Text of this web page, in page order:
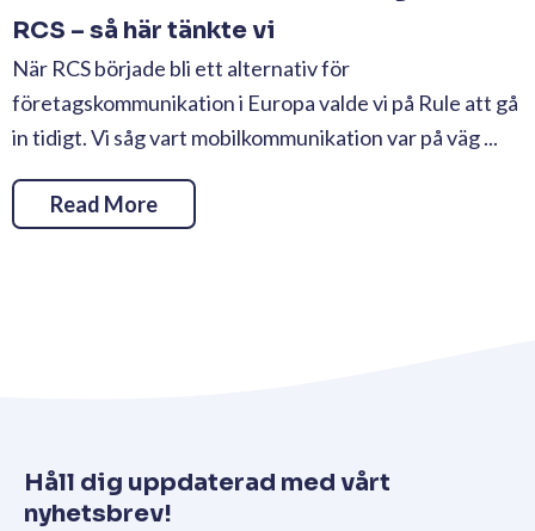
RCS – så här tänkte vi
När RCS började bli ett alternativ för
företagskommunikation i Europa valde vi på Rule att gå
in tidigt. Vi såg vart mobilkommunikation var på väg ...
Read More
Håll dig uppdaterad med vårt
nyhetsbrev!